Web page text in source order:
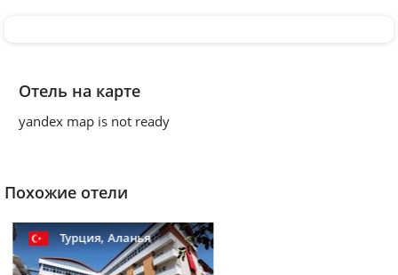
Отель на карте
yandex map is not ready
Похожие отели
Турция,Аланья